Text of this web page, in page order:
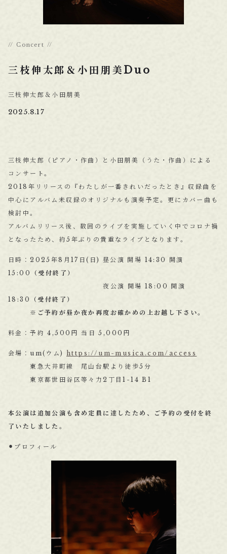
Concert
三枝伸太郎＆小田朋美Duo
三枝伸太郎＆小田朋美
2025.8.17
三枝伸太郎（ピアノ・作曲）と小田朋美（うた・作曲）による
コンサート。
2018年リリースの『わたしが一番きれいだったとき』収録曲を
中心にアルバム未収録のオリジナルも演奏予定。更にカバー曲も
検討中。
アルバムリリース後、数回のライブを実施していく中でコロナ禍
となったため、約5年ぶりの貴重なライブとなります。
日時：2025年8月17日(日) 昼公演 開場 14:30 開演
15:00
（受付終了）
夜公演 開場 18:00 開演
18:30
（受付終了）
※ご予約が昼か夜か再度お確かめの上お越し下さい。
料金：予約 4,500円 当日 5,000円
会場：um(ウム) https://um-musica.com/access
東急大井町線 尾山台駅より徒歩5分
東京都世田谷区等々力2丁目1-14 B1
本公演は追加公演も含め定員に達したため、ご予約の受付を終
了いたしました。
⚫︎プロフィール